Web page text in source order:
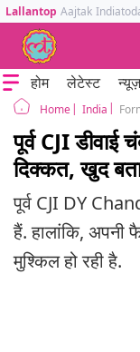
Lallantop Aajtak
होम लेटेस्ट न्यूज़
Home India
पूर्व CJI डीवाई
दिक्कत, खुद
पूर्व CJI DY
हैं. हालांकि, अपनी
मुश्किल हो रही है.